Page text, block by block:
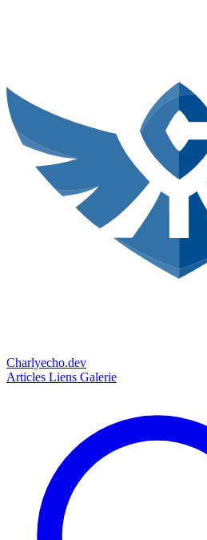
Charlyecho.dev
Articles Liens Galerie